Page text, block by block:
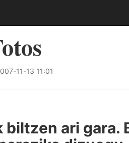
11-13 11:01
biltzen ari gara.